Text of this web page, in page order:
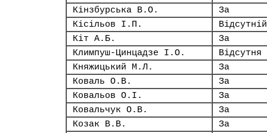
Кінзбурська В.О.
За
Кісільов І.П.
Відсутній
Кіт А.Б.
За
Климпуш-Цинцадзе І.О.
Відсутня
Княжицький М.Л.
За
Коваль О.В.
За
Ковальов О.І.
За
Ковальчук О.В.
За
Козак В.В.
За